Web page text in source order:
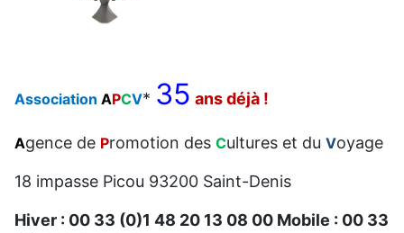
Association APCV* 35 ans déjà !
Agence de Promotion des Cultures et du Voyage
18 impasse Picou 93200 Saint-Denis
Hiver : 00 33 (0)1 48 20 13 08 00 Mobile : 00 33